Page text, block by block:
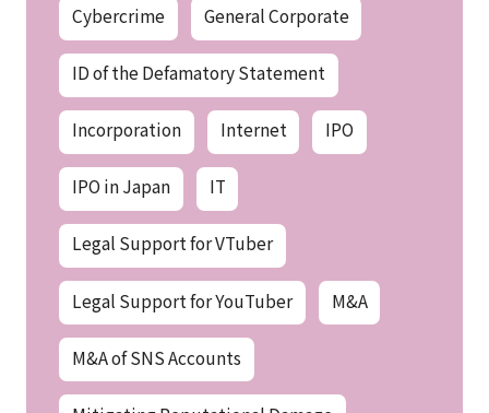
Cybercrime General Corporate
ID of the Defamatory Statement
Incorporation Internet IPO
IPO in Japan IT
Legal Support for VTuber
Legal Support for YouTuber M&A
M&A of SNS Accounts